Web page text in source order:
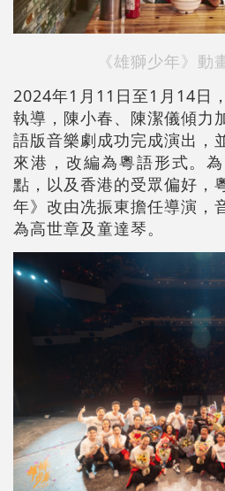
《雄獅少年》動
2024年1月11日至1月14日
執導，陳小春、陳潔儀傾力
語版音樂劇成功完成演出，
來港，改編為粵語形式。
點，以及香港的受眾偏好，
年》改由冼振東擔任導演，
為高世章及童達琴。